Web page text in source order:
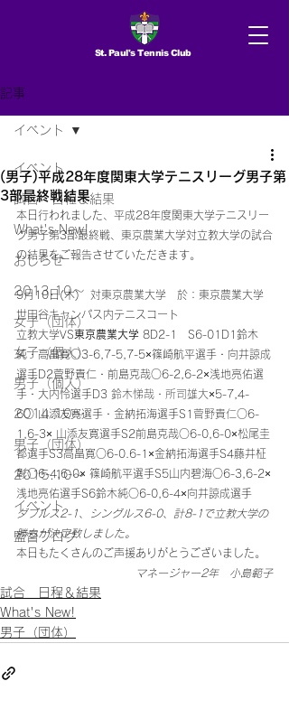
St. Paul's Tennis Club
記事
イベント
試合 日程＆結果
What's New!
おしらせ
2013.10〜
女子（団体）
女子（個人）
男子（個人）
2014.10〜
男子（団体）
2015.10～
イベント
監督ブログ
イベント
(男子)平成28年度関東大学テニスリーグ男子第
3部最終戦結果
本日行われました、平成28年度関東大学テニスリー
グ男子第3部最終戦、東京農業大学対立教大学の試合
の結果をご報告させていただきます。
9月10日(木)　対東京農業大学　於：東京農業大学
世田谷キャンパス内テニスコート
立教大学VS東京農業大学 8D2-1　S6-01D1鈴木
純・高畠寛○3-6,7-5,7-5×篠崎航平選手・向井諒成
選手D2菅野貴仁・前島克哉○6-2,6-2×浅地亮佑選
手・大内怜選手D3 鈴木悌哉・所司雄大×5-7,4-
6○ 山添友寛選手・金納拓海選手S1 菅野貴仁○6-
1,6-3× 山添友寛選手S2前島克哉○6-0,6-0×松尾圭
都選手S3高畠寛○6-0.6-1×金納拓海選手S4藤井柾
彰○6-4,6-0× 篠崎航平選手S5山内碧海○6-3,6-2×
浅地亮佑選手S6鈴木純○6-0,6-4×向井諒成選手
ダブルス2-1、シングルス6-0、計8-1で立教大学の
勝ちが決定致しました。
本日もたくさんのご声援ありがとうございました。
マネージャー2年　小島範子
試合 日程＆結果
What's New!
男子（団体）